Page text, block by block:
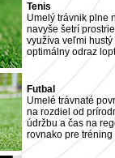
Tenis
Umelý trávnik plne
navyše šetrí
využíva veľmi
optimálny odraz
Futbal
Umelé trávnaté
na rozdiel od
údržbu a čas na
rovnako pre